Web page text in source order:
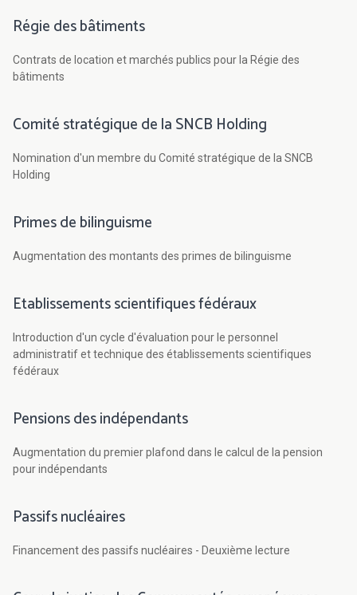
Régie des bâtiments
Contrats de location et marchés publics pour la Régie des
bâtiments
Comité stratégique de la SNCB Holding
Nomination d'un membre du Comité stratégique de la SNCB
Holding
Primes de bilinguisme
Augmentation des montants des primes de bilinguisme
Etablissements scientifiques fédéraux
Introduction d'un cycle d'évaluation pour le personnel
administratif et technique des établissements scientifiques
fédéraux
Pensions des indépendants
Augmentation du premier plafond dans le calcul de la pension
pour indépendants
Passifs nucléaires
Financement des passifs nucléaires - Deuxième lecture